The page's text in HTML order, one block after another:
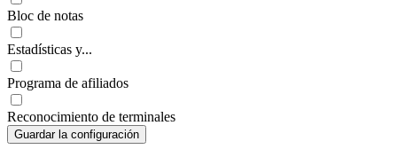
Bloc de notas
Estadísticas y...
Programa de afiliados
Reconocimiento de terminales